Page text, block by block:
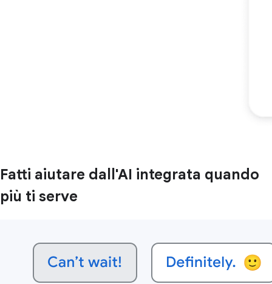
Fatti aiutare dall'AI integrata quando
più ti serve